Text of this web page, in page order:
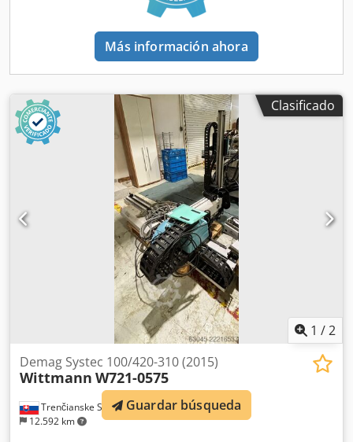
Más información ahora
Clasificado
1 /2
Trenčianske Stankovce
12.592 km
Demag Systec 100/420-310 (2015)
Wittmann W721-0575
Guardar búsqueda